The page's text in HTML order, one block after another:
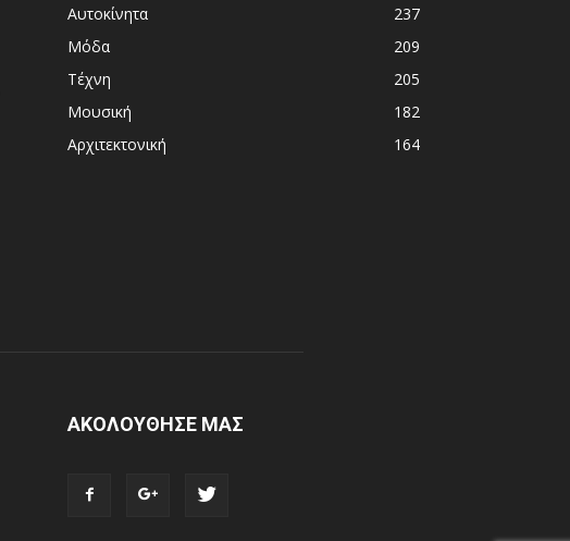
Αυτοκίνητα
237
Μόδα
209
Τέχνη
205
Μουσική
182
Αρχιτεκτονική
164
ΑΚΟΛΟΥΘΗΣΕ ΜΑΣ